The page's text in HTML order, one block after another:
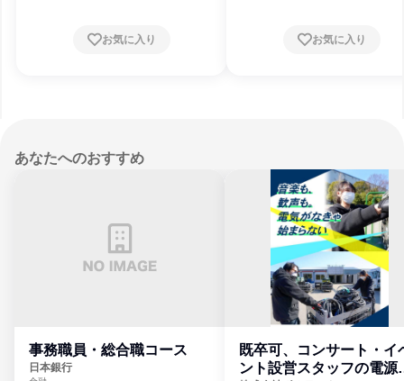
お気に入り お気に入り
あなたへのおすすめ
事務職員・総合職コース
日本銀行
既卒可、コンサート・イ
ント設営スタッフの電源